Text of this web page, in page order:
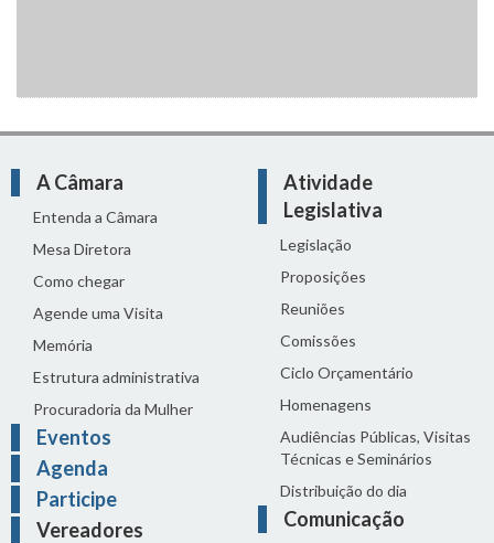
A Câmara
Entenda a Câmara
Mesa Diretora
Como chegar
Agende uma Visita
Memória
Estrutura administrativa
Procuradoria da Mulher
Eventos
Agenda
Participe
Vereadores
Atividade
Legislativa
Legislação
Proposições
Reuniões
Comissões
Ciclo Orçamentário
Homenagens
Audiências Públicas, Visitas
Técnicas e Seminários
Distribuição do dia
Comunicação